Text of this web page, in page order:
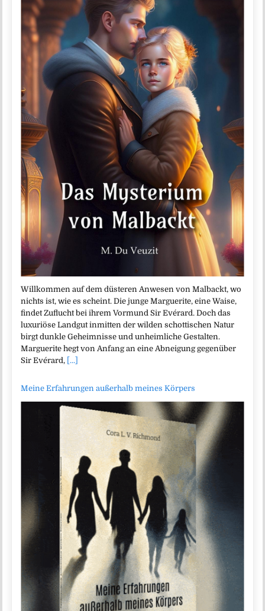
Willkommen auf dem düsteren Anwesen von Malbackt, wo
nichts ist, wie es scheint. Die junge Marguerite, eine Waise,
findet Zuflucht bei ihrem Vormund Sir Evérard. Doch das
luxuriöse Landgut inmitten der wilden schottischen Natur
birgt dunkle Geheimnisse und unheimliche Gestalten.
Marguerite hegt von Anfang an eine Abneigung gegenüber
Sir Evérard, [...]
Meine Erfahrungen außerhalb meines Körpers